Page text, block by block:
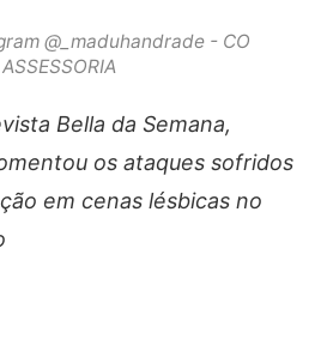
@_maduhandrade - CO
ASSESSORIA
Bella da Semana,
os ataques sofridos
em cenas lésbicas no